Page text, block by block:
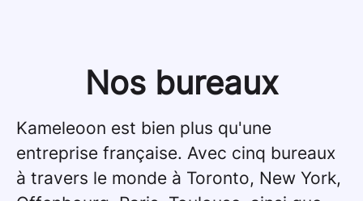
Nos bureaux
Kameleoon est bien plus qu'une
entreprise française. Avec cinq bureaux
à travers le monde à Toronto, New York,